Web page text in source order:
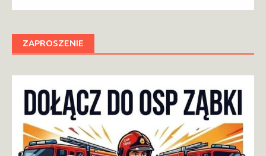
ZAPROSZENIE